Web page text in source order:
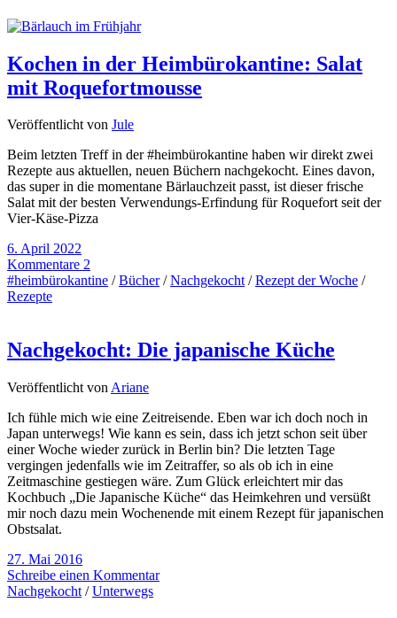
Kochen in der Heimbürokantine: Salat
mit Roquefortmousse
Veröffentlicht von Jule
Beim letzten Treff in der #heimbürokantine haben wir direkt zwei
Rezepte aus aktuellen, neuen Büchern nachgekocht. Eines davon,
das super in die momentane Bärlauchzeit passt, ist dieser frische
Salat mit der besten Verwendungs-Erfindung für Roquefort seit der
Vier-Käse-Pizza
6. April 2022
Kommentare 2
#heimbürokantine /Bücher/Nachgekocht/Rezept der Woche /
Rezepte
Nachgekocht: Die japanische Küche
Veröffentlicht von Ariane
Ich fühle mich wie eine Zeitreisende. Eben war ich doch noch in
Japan unterwegs! Wie kann es sein, dass ich jetzt schon seit über
einer Woche wieder zurück in Berlin bin? Die letzten Tage
vergingen jedenfalls wie im Zeitraffer, so als ob ich in eine
Zeitmaschine gestiegen wäre. Zum Glück erleichtert mir das
Kochbuch „Die Japanische Küche“ das Heimkehren und versüßt
mir noch dazu mein Wochenende mit einem Rezept für japanischen
Obstsalat.
27. Mai 2016
Schreibe einen Kommentar
Nachgekocht /Unterwegs